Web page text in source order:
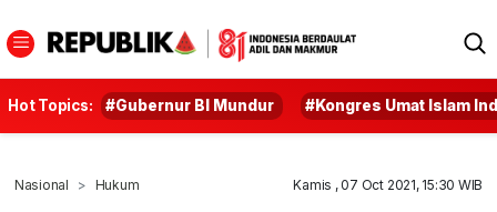
Hot Topics: #Gubernur BI Mundur #Kongres Umat Islam
Nasional Hukum Kamis , 07 Oct 2021, 15:30 WIB